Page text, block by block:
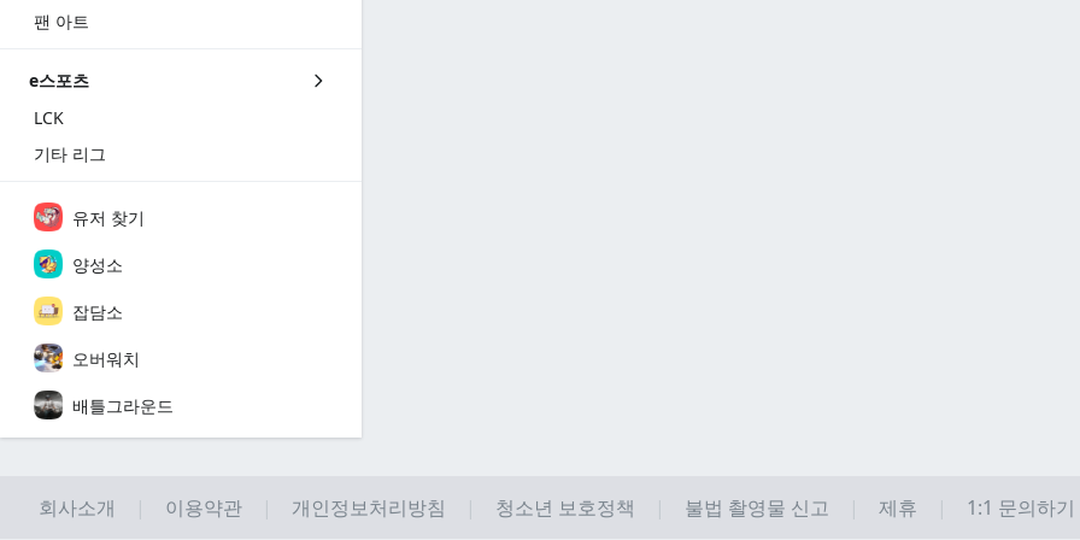
팬 아트
e스포츠
LCK
기타 리그
유저 찾기
양성소
잡담소
오버워치
배틀그라운드
회사소개 이용약관 개인정보처리방침 청소년 보호정책 불법 촬영물 신고 제휴 1:1 문의하기